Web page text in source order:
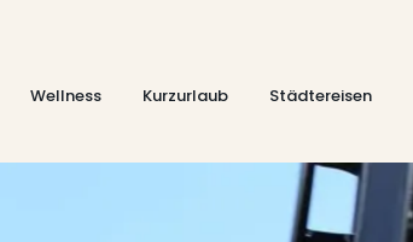
Wellness Kurzurlaub Städtereisen